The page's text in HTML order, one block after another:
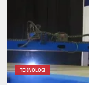
TEKNOLOGI